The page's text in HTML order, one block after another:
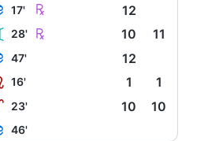
17' Ç 12
28' Ç 10 11
47' 12
16' 1 1
23' 10 10
46'